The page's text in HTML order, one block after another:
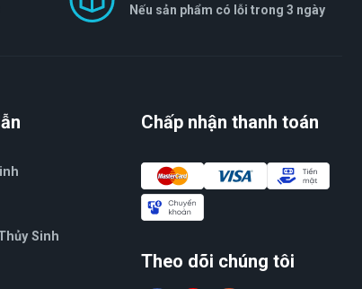
Nếu sản phẩm có lỗi trong 3 ngày
Sinh
Chấp nhận thanh toán
Theo dõi chúng tôi